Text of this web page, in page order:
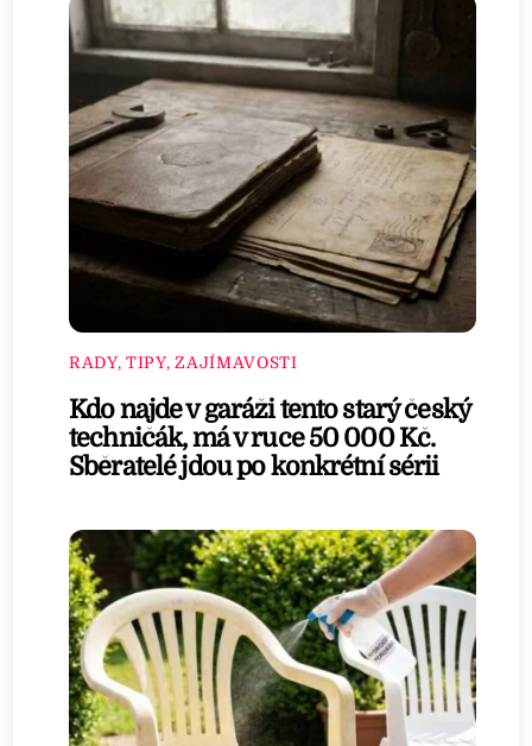
RADY, TIPY, ZAJÍMAVOSTI
Kdo najde v garáži tento starý český
techničák, má v ruce 50 000 Kč.
Sběratelé jdou po konkrétní sérii